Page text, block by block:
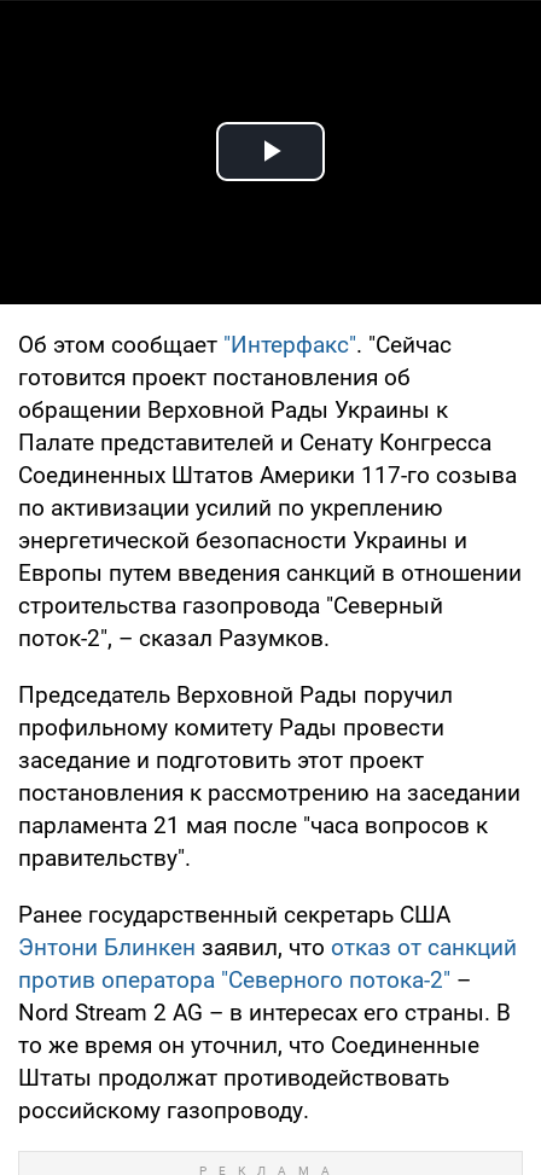
Play Video
Об этом сообщает "Интерфакс". "Сейчас
готовится проект постановления об
обращении Верховной Рады Украины к
Палате представителей и Сенату Конгресса
Соединенных Штатов Америки 117-го созыва
по активизации усилий по укреплению
энергетической безопасности Украины и
Европы путем введения санкций в отношении
строительства газопровода "Северный
поток-2", – сказал Разумков.
Председатель Верховной Рады поручил
профильному комитету Рады провести
заседание и подготовить этот проект
постановления к рассмотрению на заседании
парламента 21 мая после "часа вопросов к
правительству".
Ранее государственный секретарь США
Энтони Блинкен заявил, что отказ от санкций
против оператора "Северного потока-2" –
Nord Stream 2 AG – в интересах его страны. В
то же время он уточнил, что Соединенные
Штаты продолжат противодействовать
российскому газопроводу.